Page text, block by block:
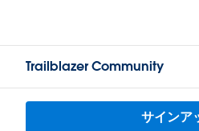
Trailblazer Community
サインア